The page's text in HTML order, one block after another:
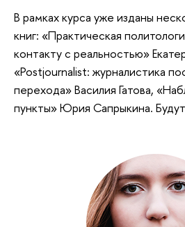
В рамках курса уже изданы
книг: «Практическая
контакту с реальностью»
«Postjournalist: журналистика
перехода» Василия Гатова,
пункты» Юрия Сапрыкина.